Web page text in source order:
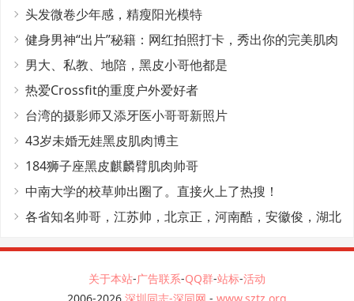
头发微卷少年感，精瘦阳光模特
健身男神“出片”秘籍：网红拍照打卡，秀出你的完美肌肉
线条！
男大、私教、地陪，黑皮小哥他都是
热爱Crossfit的重度户外爱好者
台湾的摄影师又添牙医小哥哥新照片
43岁未婚无娃黑皮肌肉博主
184狮子座黑皮麒麟臂肌肉帅哥
中南大学的校草帅出圈了。直接火上了热搜！
各省知名帅哥，江苏帅，北京正，河南酷，安徽俊，湖北
关于本站-广告联系-QQ群-站标-活动